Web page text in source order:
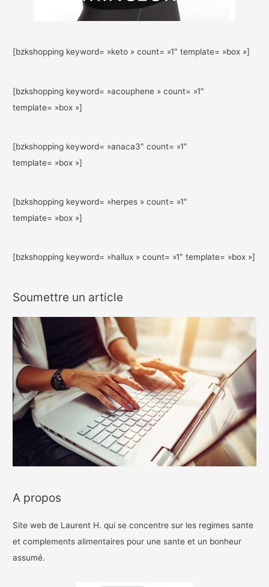
[bzkshopping keyword= »keto » count= »1″ template= »box »]
[bzkshopping keyword= »acouphene » count= »1″
template= »box »]
[bzkshopping keyword= »anaca3″ count= »1″
template= »box »]
[bzkshopping keyword= »herpes » count= »1″
template= »box »]
[bzkshopping keyword= »hallux » count= »1″ template= »box »]
Soumettre un article
A propos
Site web de Laurent H. qui se concentre sur les regimes sante
et complements alimentaires pour une sante et un bonheur
assumé.